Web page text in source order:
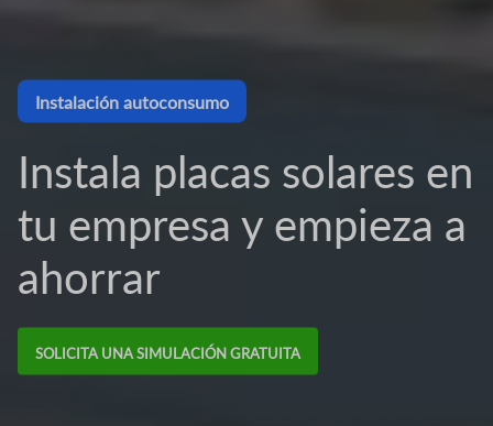
Instalación autoconsumo
Instala placas solares en
tu empresa y empieza a
ahorrar
SOLICITA UNA SIMULACIÓN GRATUITA